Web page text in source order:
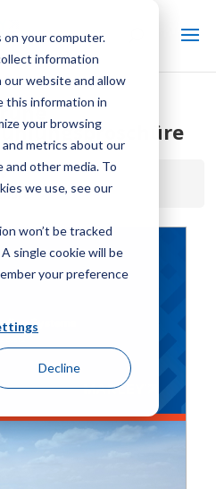
your computer.
information
website and allow
this information in
your browsing
metrics about our
other media. To
we use, see our
won’t be tracked
single cookie will be
your preference
Decline